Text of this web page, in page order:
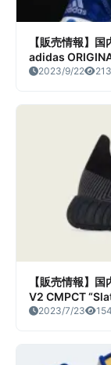
【販売情報】
adidas
定価/店舗まとめ
2023/9/22 213
【販売情報】
V2 CMPCT
2023/7/23 154